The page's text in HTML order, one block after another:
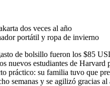
dos veces al año
portátil y ropa de invierno
de bolsillo fueron los $85
nuevos estudiantes de
práctico: su familia tuvo que
y se agilizó gracias